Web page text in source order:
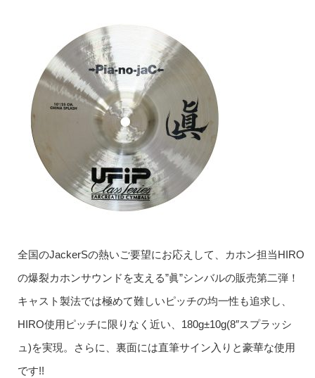
全国のJackerSの熱いご要望にお応えして、カホン担当HIRO
の爆裂カホンサウンドを支える”眞”シンバルの販売第二弾！
キャスト製法では極めて難しいピッチの均一性も追求し、
HIRO使用ピッチに限りなく近い、180g±10g(8″スプラッシ
ュ)を実現。さらに、裏面には直筆サイン入りと豪華な使用
です!!